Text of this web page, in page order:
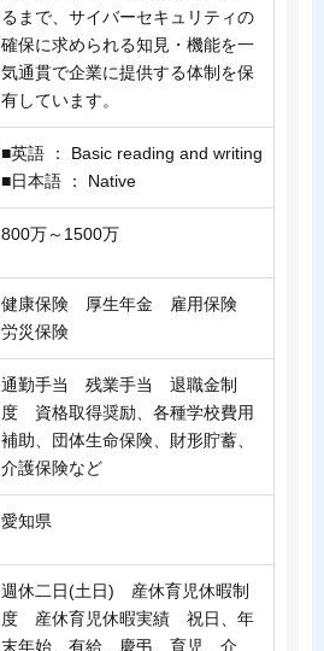
るまで、サイバーセキュリティの
確保に求められる知見・機能を一
気通貫で企業に提供する体制を保
有しています。
■英語 ： Basic reading and writing
■日本語 ： Native
800万～1500万
健康保険 厚生年金 雇用保険
労災保険
通勤手当 残業手当 退職金制
度 資格取得奨励、各種学校費用
補助、団体生命保険、財形貯蓄、
介護保険など
愛知県
週休二日(土日) 産休育児休暇制
度 産休育児休暇実績 祝日、年
末年始、有給、慶弔、育児、介